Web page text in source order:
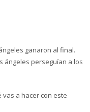
ganaron al final.
ángeles perseguían a los
vas a hacer con este